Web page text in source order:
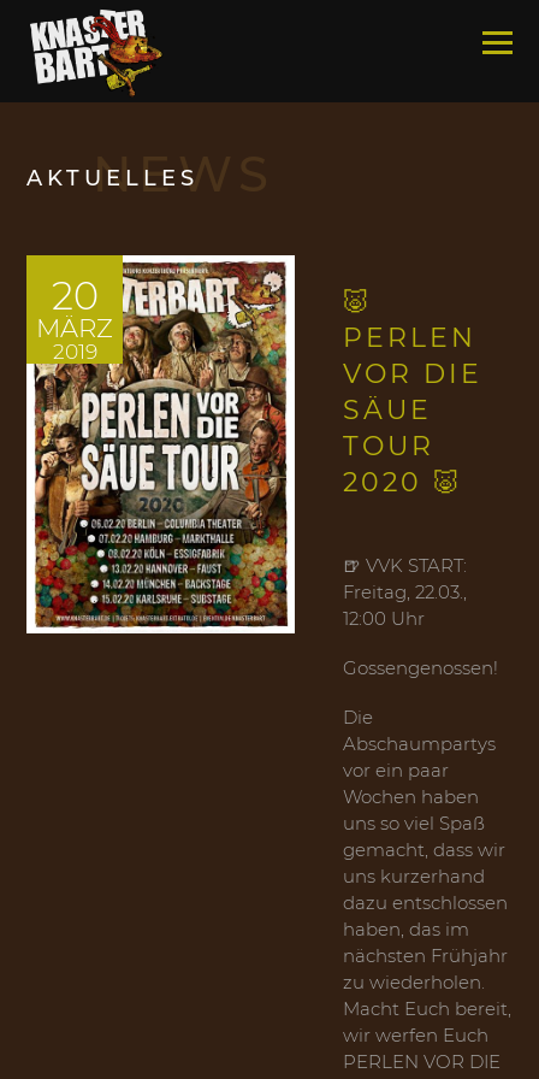
content
NEWS
/
AKTUELLES
20
MÄRZ
2019
🐷
PERLEN
VOR DIE
SÄUE
TOUR
2020 🐷
🍺 VVK START:
Freitag, 22.03.,
12:00 Uhr
Gossengenossen!
Die
Abschaumpartys
vor ein paar
Wochen haben
uns so viel Spaß
gemacht, dass wir
uns kurzerhand
dazu entschlossen
haben, das im
nächsten Frühjahr
zu wiederholen.
Macht Euch bereit,
wir werfen Euch
PERLEN VOR DIE